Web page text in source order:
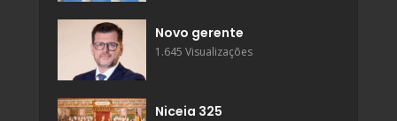
Novo gerente
1.645 Visualizações
Niceia 325